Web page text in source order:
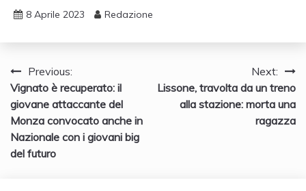
8 Aprile 2023 Redazione
Navigazione
articoli
Previous:
Vignato è recuperato: il
giovane attaccante del
Monza convocato anche in
Nazionale con i giovani big
del futuro
Next:
Lissone, travolta da un treno
alla stazione: morta una
ragazza